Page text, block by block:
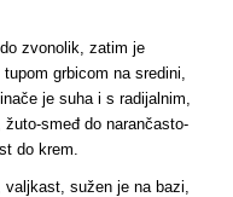
zvonolik, zatim je
grbicom na sredini,
je suha i s radijalnim,
smeđ do narančasto-
do krem.
sužen je na bazi,